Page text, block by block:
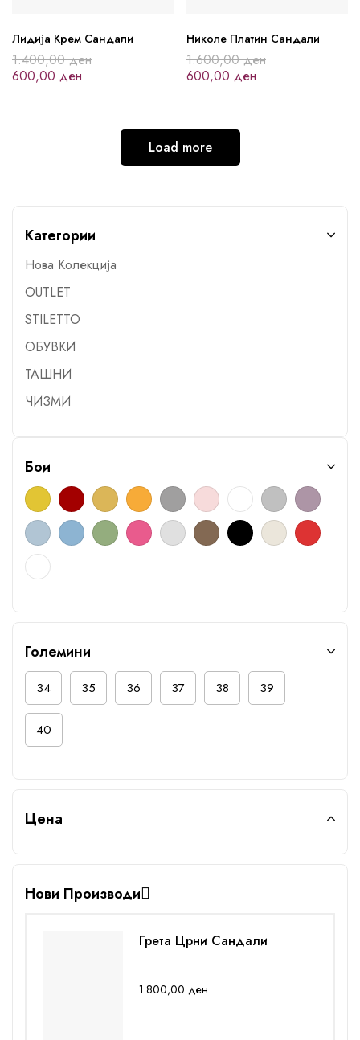
Категории
Нова Колекција
OUTLET
STILETTO
ОБУВКИ
ТАШНИ
ЧИЗМИ
Бои
Големини
34 35 36 37 38 39
40
Цена
Нови Производи
Грета Црни Сандали
1.800,00 ден
Лидија Крем Сандали
1.400,00ден
600,00 ден
Николе Платин Сандали
1.600,00ден
600,00 ден
Load more